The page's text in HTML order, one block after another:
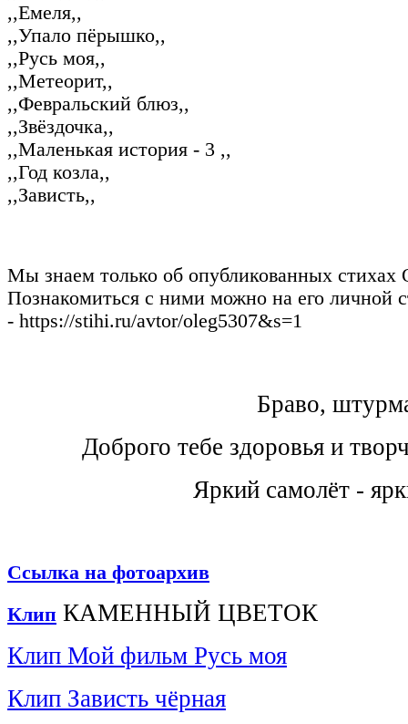
,,Емеля,,
,,Упало пёрышко,,
,,Русь моя,,
,,Метеорит,,
,,Февральский блюз,,
,,Звёздочка,,
,,Маленькая история - 3 ,,
,,Год козла,,
,,Зависть,,
Мы знаем только об опубликованных стихах
Познакомиться с ними можно на его
- https://stihi.ru/avtor/oleg5307&s=1
Браво,
Доброго тебе здоровья и
Яркий самолёт -
Ссылка на фотоархив
Клип КАМЕННЫЙ ЦВЕТОК
Клип Мой фильм Русь моя
Клип Зависть чёрная